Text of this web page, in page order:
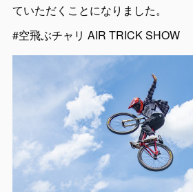
ていただくことになりました。
#空飛ぶチャリ AIR TRICK SHOW